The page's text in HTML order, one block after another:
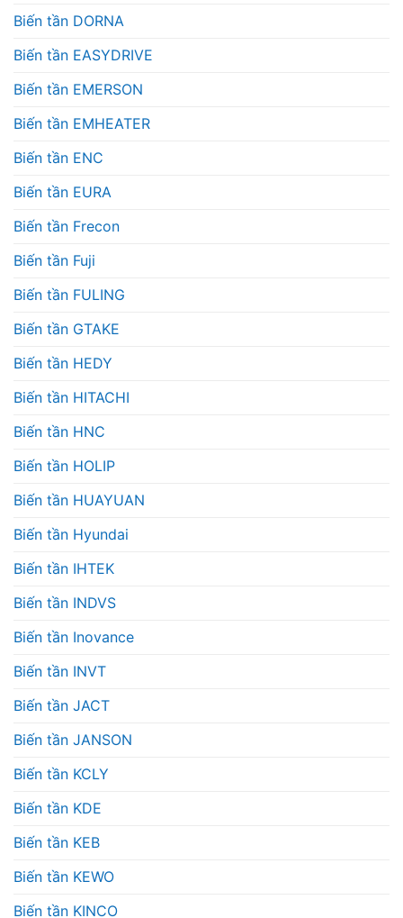
Biến tần DORNA
Biến tần EASYDRIVE
Biến tần EMERSON
Biến tần EMHEATER
Biến tần ENC
Biến tần EURA
Biến tần Frecon
Biến tần Fuji
Biến tần FULING
Biến tần GTAKE
Biến tần HEDY
Biến tần HITACHI
Biến tần HNC
Biến tần HOLIP
Biến tần HUAYUAN
Biến tần Hyundai
Biến tần IHTEK
Biến tần INDVS
Biến tần Inovance
Biến tần INVT
Biến tần JACT
Biến tần JANSON
Biến tần KCLY
Biến tần KDE
Biến tần KEB
Biến tần KEWO
Biến tần KINCO